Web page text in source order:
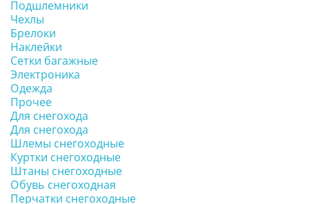
Подшлемники
Чехлы
Брелоки
Наклейки
Сетки багажные
Электроника
Одежда
Прочее
Для снегохода
Для снегохода
Шлемы снегоходные
Куртки снегоходные
Штаны снегоходные
Обувь снегоходная
Перчатки снегоходные